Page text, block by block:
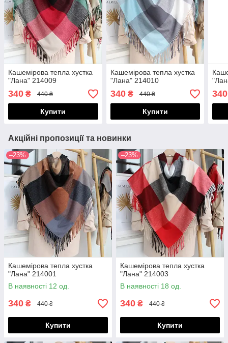
Кашемірова тепла хустка
"Лана" 214009
340 ₴ 440 ₴
Купити
Кашемірова тепла хустка
"Лана" 214010
340₴ 440 ₴
Купити
340
Акційні пропозиції та новинки
–23%
Кашемірова тепла хустка
"Лана" 214001
В наявності 12 од.
340 ₴ 440 ₴
Купити
–23%
Кашемірова тепла хустка
"Лана" 214003
В наявності 18 од.
340 ₴ 440 ₴
Купити